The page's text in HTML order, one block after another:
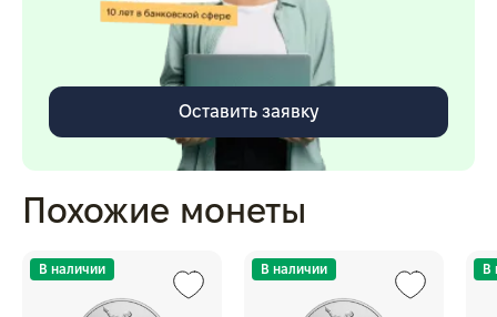
Оставить заявку
Похожие монеты
В наличии В наличии В